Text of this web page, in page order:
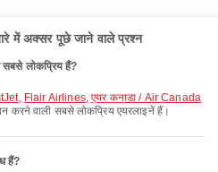
में अक्सर पूछे जाने वाले प्रश्न
सबसे लोकप्रिय हैं?
, Flair Airlines,एयर कनाडा / Air Canada
करने वाली सबसे लोकप्रिय एयरलाइनें हैं।
हैं?